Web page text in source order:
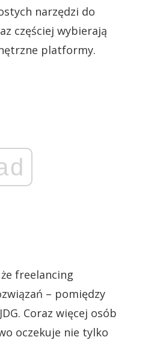
narzędzi do
częściej wybierają
platformy.
freelancing
– pomiędzy
Coraz więcej osób
oczekuje nie tylko